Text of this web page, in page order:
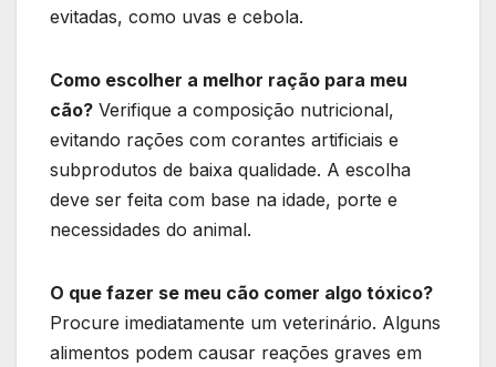
evitadas, como uvas e cebola.
Como escolher a melhor ração para meu
cão? Verifique a composição nutricional,
evitando rações com corantes artificiais e
subprodutos de baixa qualidade. A escolha
deve ser feita com base na idade, porte e
necessidades do animal.
O que fazer se meu cão comer algo tóxico?
Procure imediatamente um veterinário. Alguns
alimentos podem causar reações graves em